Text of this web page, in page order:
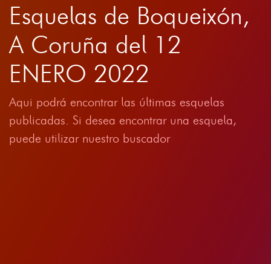
Esquelas de Boqueixón,
A Coruña del 12
ENERO 2022
Aqui podrá encontrar las últimas esquelas
publicadas. Si desea encontrar una esquela,
puede utilizar nuestro buscador